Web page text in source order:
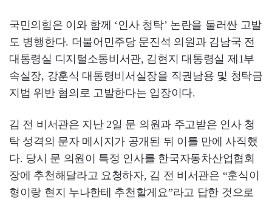
국민의힘은 이와 함께 ‘인사 청탁’ 논란을 둘러싼 고발
도 병행한다. 더불어민주당 문진석 의원과 김남국 전
대통령실 디지털소통비서관, 김현지 대통령실 제1부
속실장, 강훈식 대통령비서실장을 직권남용 및 청탁금
지법 위반 혐의로 고발한다는 입장이다.
김 전 비서관은 지난 2일 문 의원과 주고받은 인사 청
탁 성격의 문자 메시지가 공개된 뒤 이틀 만에 사직했
다. 당시 문 의원이 특정 인사를 한국자동차산업협회
장에 추천해달라고 요청하자, 김 전 비서관은 “훈식이
형이랑 현지 누나한테 추천할게요”라고 답한 것으로